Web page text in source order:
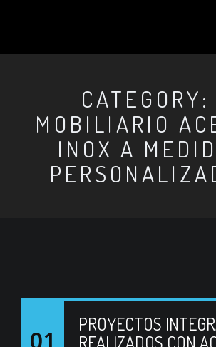
CATEGORY:
MOBILIARIO
INOX A
01
PROYECTOS
REALIZADOS CON